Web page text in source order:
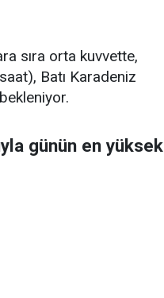
sıra orta kuvvette,
Batı Karadeniz
günün en yüksek